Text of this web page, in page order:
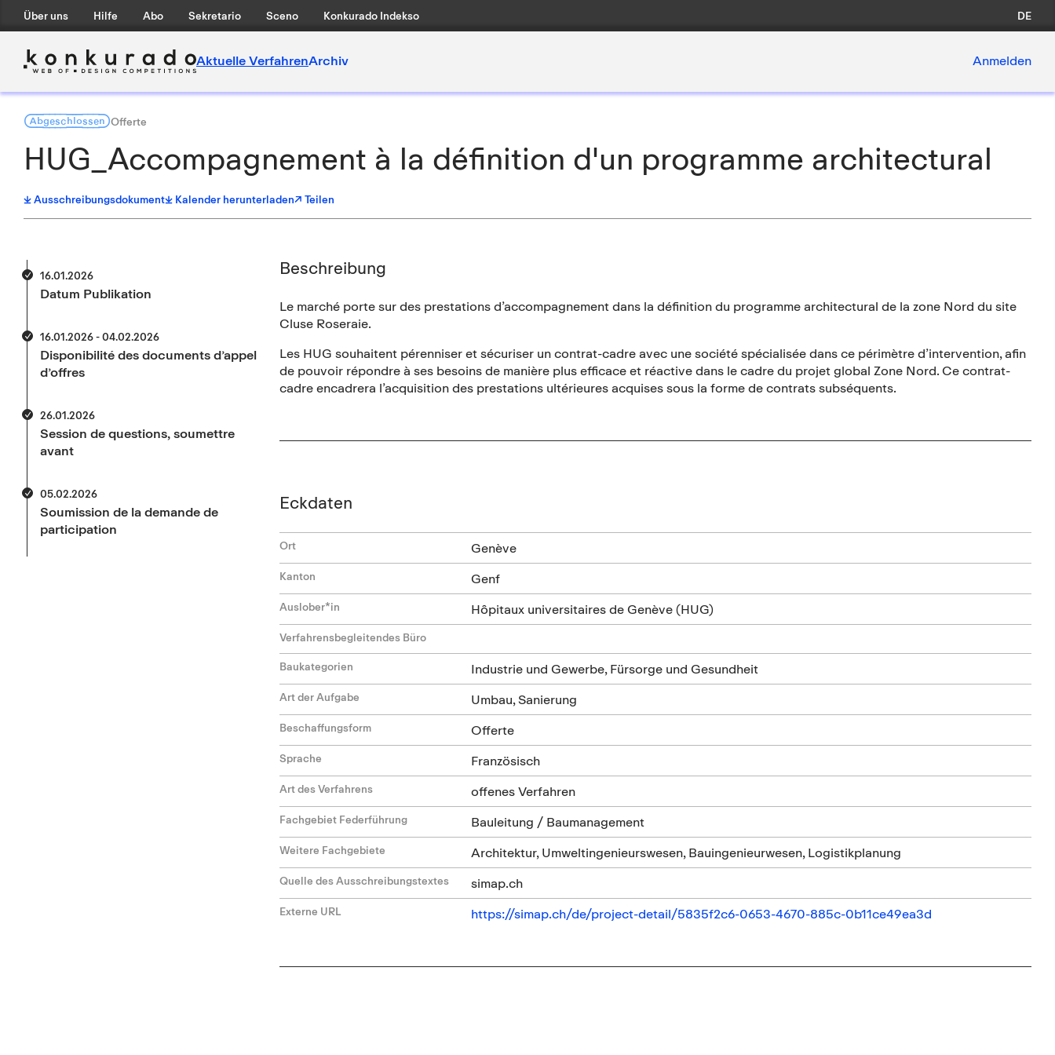
Über uns Hilfe Abo Sekretario Sceno Konkurado Indekso DE
Aktuelle VerfahrenArchiv Anmelden
AbgeschlossenOfferte
HUG_Accompagnement à la définition d'un programme architectural
Ausschreibungsdokument Kalender herunterladen↗ Teilen
16.01.2026
Datum Publikation
16.01.2026 - 04.02.2026
Disponibilité des documents d’appel
d’offres
26.01.2026
Session de questions, soumettre
avant
05.02.2026
Soumission de la demande de
participation
Beschreibung
Le marché porte sur des prestations d’accompagnement dans la définition du programme architectural de la zone Nord du site
Cluse Roseraie.
Les HUG souhaitent pérenniser et sécuriser un contrat-cadre avec une société spécialisée dans ce périmètre d’intervention, afin
de pouvoir répondre à ses besoins de manière plus efficace et réactive dans le cadre du projet global Zone Nord. Ce contrat-
cadre encadrera l’acquisition des prestations ultérieures acquises sous la forme de contrats subséquents.
Eckdaten
Ort Genève
Kanton Genf
Auslober*in Hôpitaux universitaires de Genève (HUG)
Verfahrensbegleitendes Büro
Baukategorien Industrie und Gewerbe, Fürsorge und Gesundheit
Art der Aufgabe Umbau, Sanierung
Beschaffungsform Offerte
Sprache Französisch
Art des Verfahrens offenes Verfahren
Fachgebiet Federführung Bauleitung / Baumanagement
Weitere Fachgebiete Architektur, Umweltingenieurswesen, Bauingenieurwesen, Logistikplanung
Quelle des Ausschreibungstextes simap.ch
Externe URL https://simap.ch/de/project-detail/5835f2c6-0653-4670-885c-0b11ce49ea3d